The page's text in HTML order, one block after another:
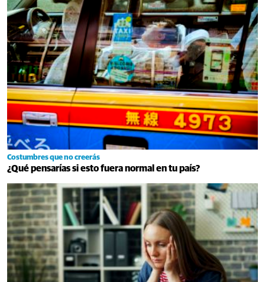
Costumbres que no creerás
¿Qué pensarías si esto fuera normal en tu país?